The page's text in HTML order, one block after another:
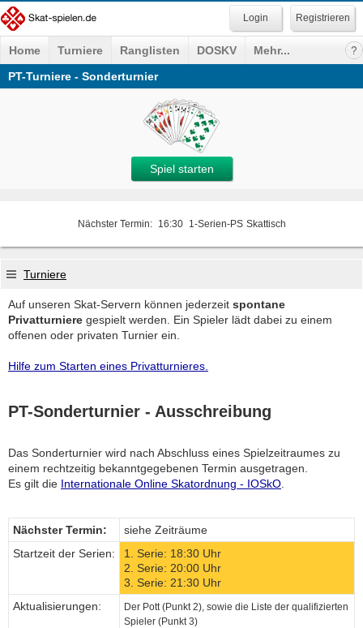
Registrieren
Home Turniere Ranglisten DOSKV
Mehr...
PT-Turniere - Sonderturnier
Spiel starten
Nächster Termin: 16:30 1-Serien-PS Skattisch
Turniere
Auf unseren Skat-Servern können jederzeit spontane
Privatturniere gespielt werden. Ein Spieler lädt dabei zu einem
offenen oder privaten Turnier ein.
Hilfe zum Starten eines Privatturnieres.
PT-Sonderturnier - Ausschreibung
Das Sonderturnier wird nach Abschluss eines Spielzeitraumes zu
einem rechtzeitig bekanntgegebenen Termin ausgetragen.
Es gilt die Internationale Online Skatordnung - IOSkO
Nächster Termin:
siehe Zeiträume
Startzeit der Serien:
1. Serie: 18:30 Uhr
2. Serie: 20:00 Uhr
3. Serie: 21:30 Uhr
Aktualisierungen:
Der Pott (Punkt 2), sowie die Liste der qualifizierten
Spieler (Punkt 3)